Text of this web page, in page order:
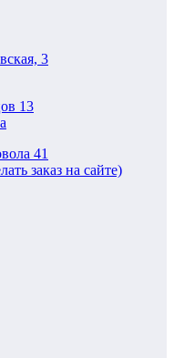
3
13
41
заказ на сайте)